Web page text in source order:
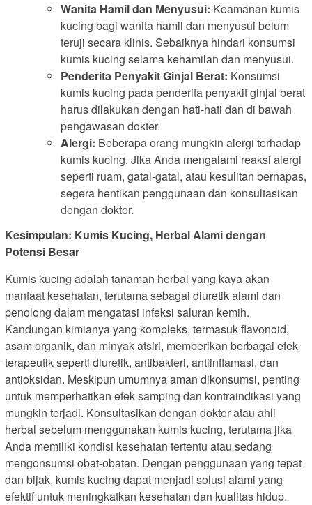
Wanita Hamil dan Menyusui: Keamanan kumis
kucing bagi wanita hamil dan menyusui belum
teruji secara klinis. Sebaiknya hindari konsumsi
kumis kucing selama kehamilan dan menyusui.
Penderita Penyakit Ginjal Berat: Konsumsi
kumis kucing pada penderita penyakit ginjal berat
harus dilakukan dengan hati-hati dan di bawah
pengawasan dokter.
Alergi: Beberapa orang mungkin alergi terhadap
kumis kucing. Jika Anda mengalami reaksi alergi
seperti ruam, gatal-gatal, atau kesulitan bernapas,
segera hentikan penggunaan dan konsultasikan
dengan dokter.
Kesimpulan: Kumis Kucing, Herbal Alami dengan
Potensi Besar
Kumis kucing adalah tanaman herbal yang kaya akan
manfaat kesehatan, terutama sebagai diuretik alami dan
penolong dalam mengatasi infeksi saluran kemih.
Kandungan kimianya yang kompleks, termasuk flavonoid,
asam organik, dan minyak atsiri, memberikan berbagai efek
terapeutik seperti diuretik, antibakteri, antiinflamasi, dan
antioksidan. Meskipun umumnya aman dikonsumsi, penting
untuk memperhatikan efek samping dan kontraindikasi yang
mungkin terjadi. Konsultasikan dengan dokter atau ahli
herbal sebelum menggunakan kumis kucing, terutama jika
Anda memiliki kondisi kesehatan tertentu atau sedang
mengonsumsi obat-obatan. Dengan penggunaan yang tepat
dan bijak, kumis kucing dapat menjadi solusi alami yang
efektif untuk meningkatkan kesehatan dan kualitas hidup.